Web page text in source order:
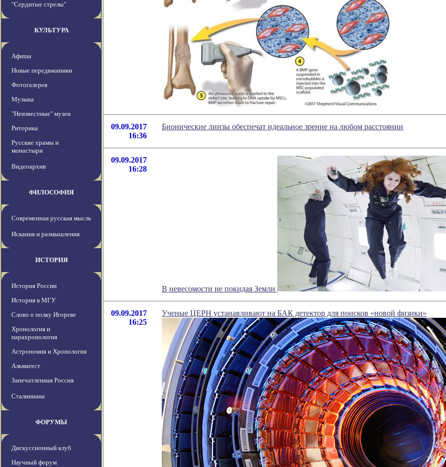
"Сердитые стрелы"
КУЛЬТУРА
Афиша
Новые передвжиники
Фотогалерея
Музыка
"Неизвестные" музеи
Риторика
Русские храмы и
монастыри
Видеоархив
ФИЛОСОФИЯ
Современная русская мысль
Искания и размышления
ИСТОРИЯ
История России
История в МГУ
Слово о полку Игореве
Хронология и
парахронология
Астрономия и Хронология
Альмагест
Запечатленная Россия
Сталиниана
ФОРУМЫ
Дискуссионный клуб
Научный форум
09.09.2017
16:36
Бионические линзы обеспечат идеальное зрение на любом расстоянии
09.09.2017
16:28
В невесомости не покидая Земли
09.09.2017
16:25
Ученые ЦЕРН устанавливают на БАК детектор для поисков «новой физики»